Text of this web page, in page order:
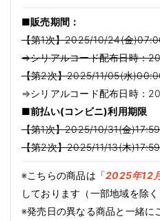
■販売期間：
【第1次】2025/10/24(金
⇒シリアルコード配布日時：
【第2次】2025/11/05(水
⇒シリアルコード配布日時：
■前払い(コンビニ)利用期限
【第1次】2025/10/31(金
【第2次】2025/11/13(木
※こちらの商品は「2025年12
しております（一部地域を除く
※発売日の異なる商品と一緒に